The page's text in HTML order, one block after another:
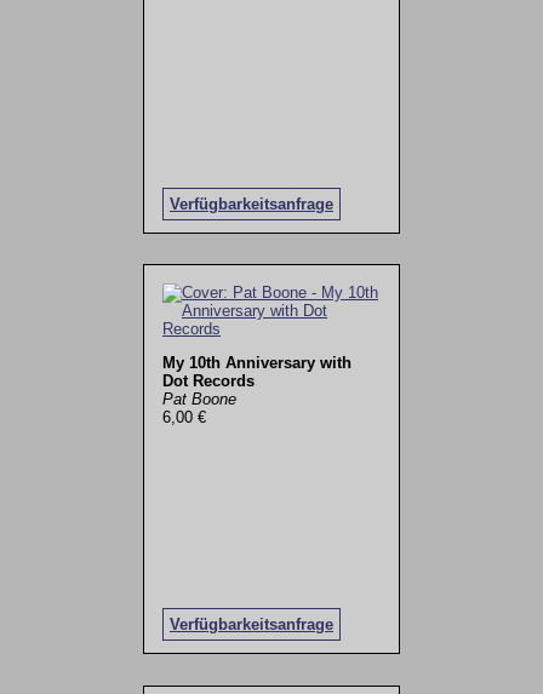
Verfügbarkeitsanfrage
My 10th Anniversary with
Dot Records
Pat Boone
6,00 €
Verfügbarkeitsanfrage